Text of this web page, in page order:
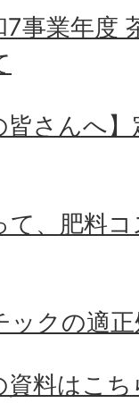
7事業年度
皆さんへ
て、肥料
ックの適
資料はこち